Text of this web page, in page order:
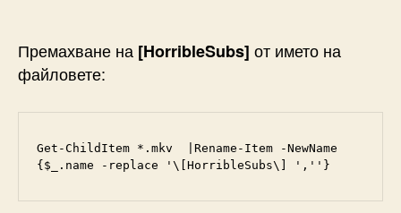
Премахване на [HorribleSubs] от името на
файловете:
Get-ChildItem *.mkv  |Rename-Item -NewName
{$_.name -replace '\[HorribleSubs\] ',''}